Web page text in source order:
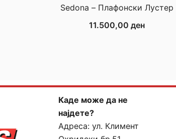
Sedona – Плафонски Лустер
11.500,00ден
Каде може да не
најдете?
Адреса: ул. Климент